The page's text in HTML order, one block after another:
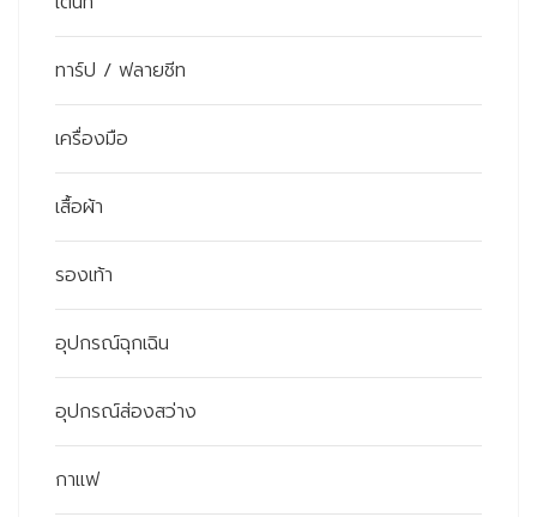
ทาร์ป / ฟลายชีท
เครื่องมือ
เสื้อผ้า
รองเท้า
อุปกรณ์ฉุกเฉิน
อุปกรณ์ส่องสว่าง
กาแฟ